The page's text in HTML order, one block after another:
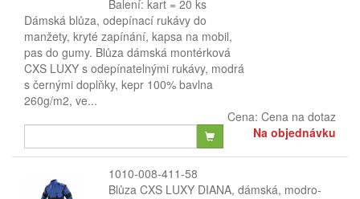
Balení: kart = 20 ks
Dámská blůza, odepínací rukávy do
manžety, kryté zapínání, kapsa na mobil,
pas do gumy. Blůza dámská montérková
CXS LUXY s odepínatelnými rukávy, modrá
s černými doplňky, kepr 100% bavlna
260g/m2, ve...
Cena: Cena na dotaz
Na objednávku
1010-008-411-58
Blůza CXS LUXY DIANA, dámská, modro-